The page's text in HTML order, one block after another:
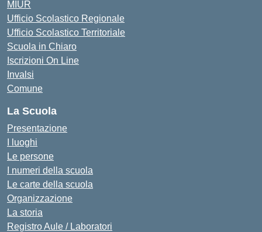
MIUR
Ufficio Scolastico Regionale
Ufficio Scolastico Territoriale
Scuola in Chiaro
Iscrizioni On Line
Invalsi
Comune
La Scuola
Presentazione
I luoghi
Le persone
I numeri della scuola
Le carte della scuola
Organizzazione
La storia
Registro Aule / Laboratori